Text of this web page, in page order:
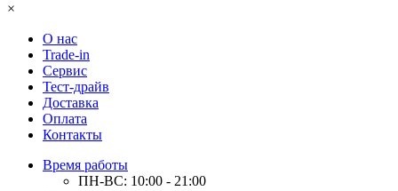
×
О нас
Trade-in
Сервис
Тест-драйв
Доставка
Оплата
Контакты
Время работы
ПН-ВС: 10:00 - 21:00